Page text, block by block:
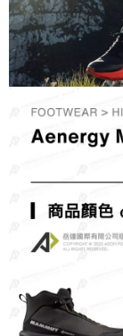
每筆NT$80，滿
離島宅配
每筆NT$80，滿
順豐貨運海外配